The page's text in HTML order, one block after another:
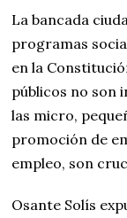
La bancada
programas
en la
públicos no son
las micro,
promoción de
empleo, son
Osante Solís